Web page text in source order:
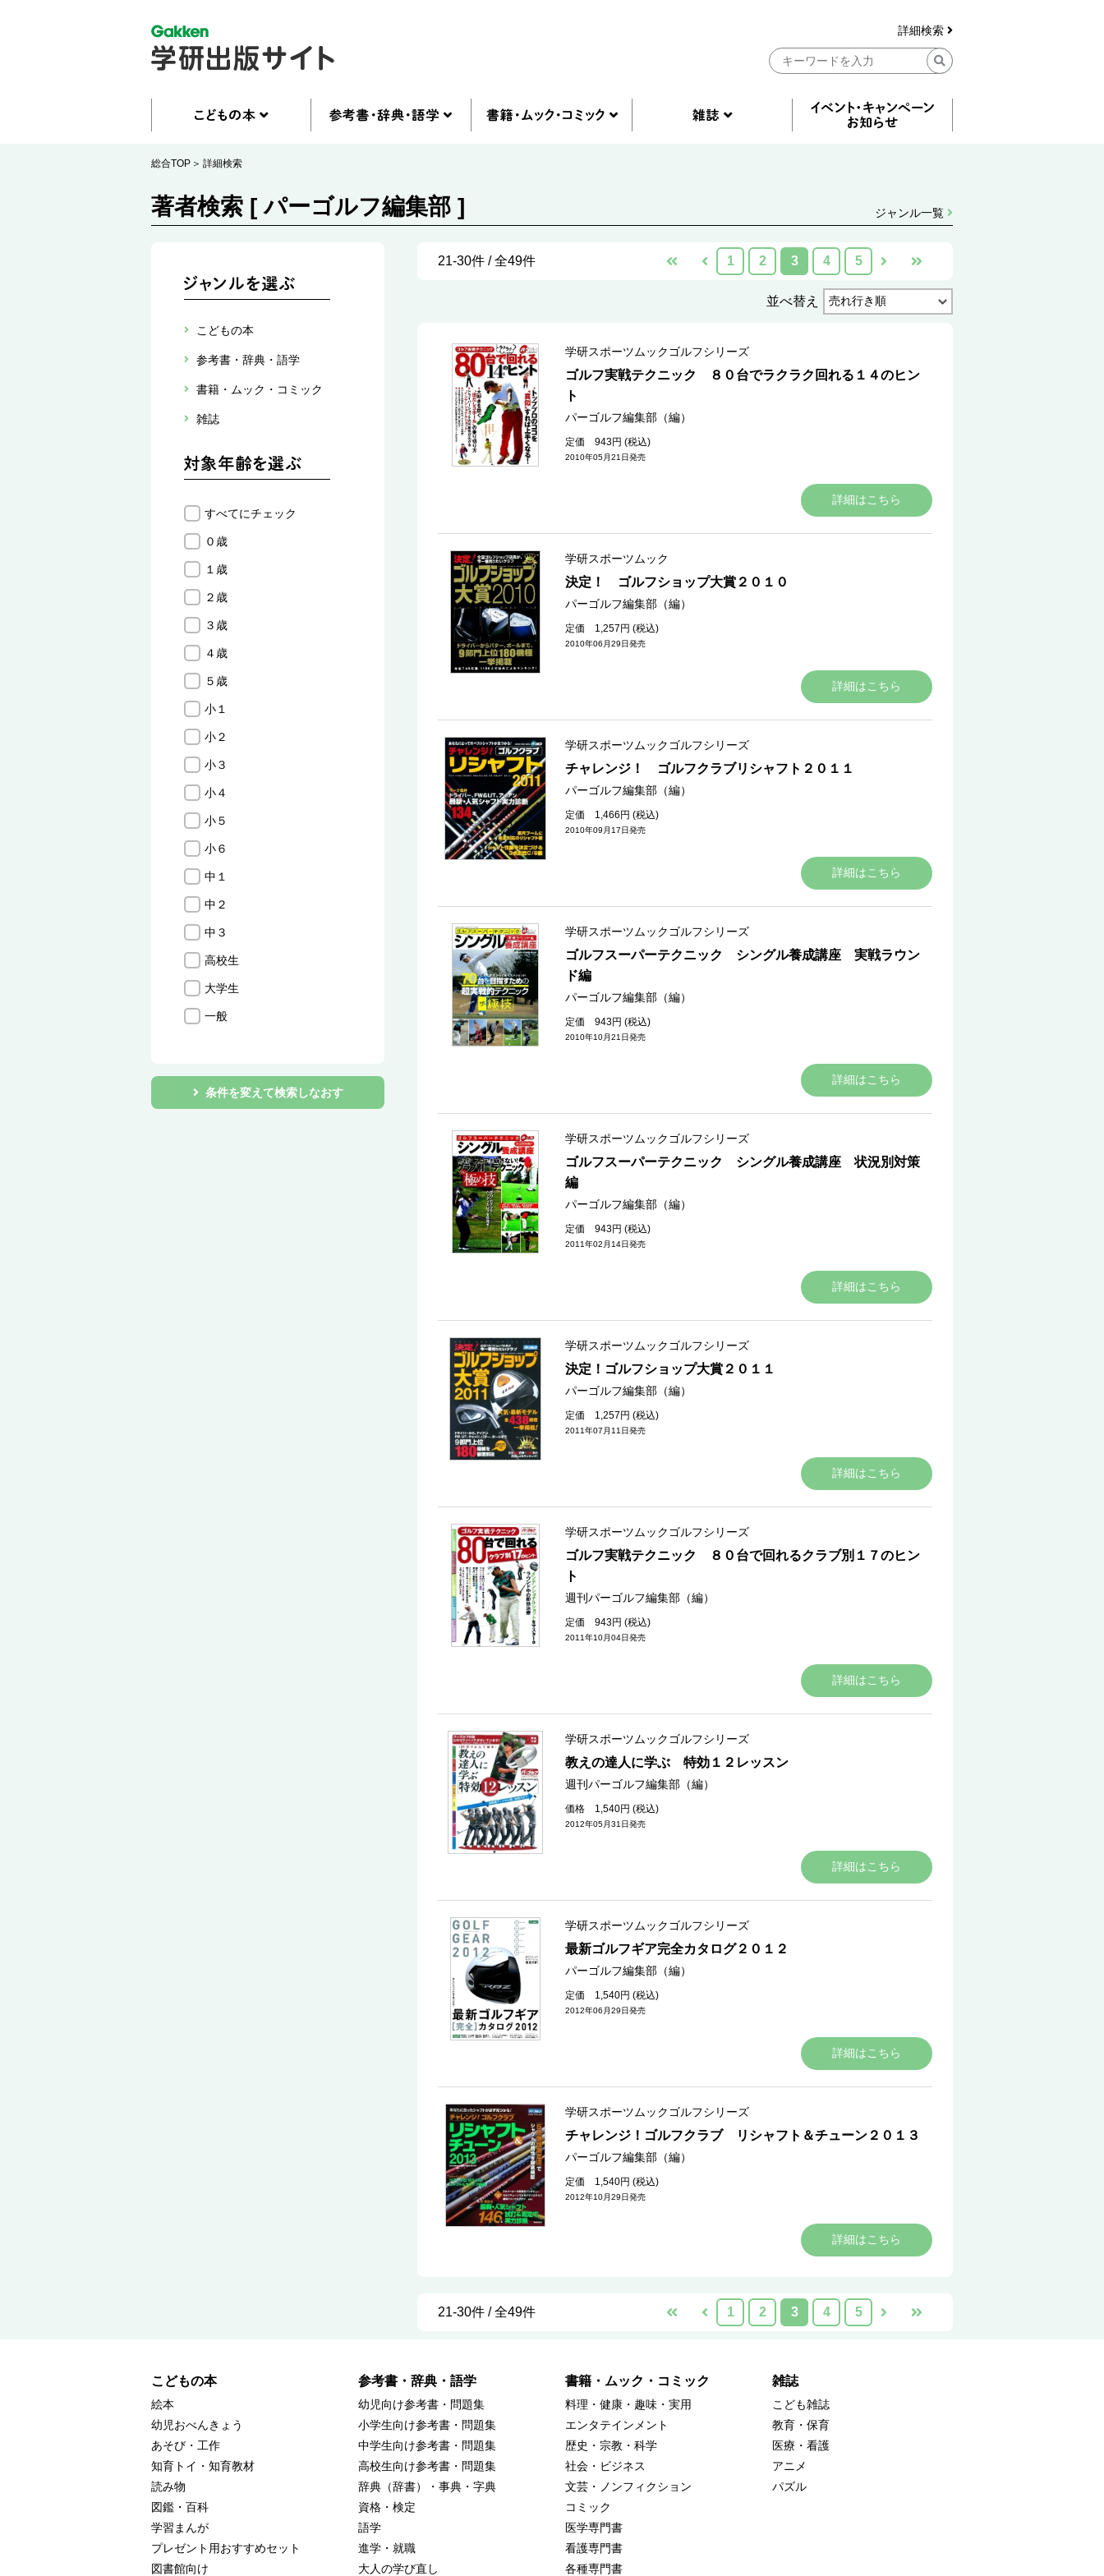
詳細検索
総合TOP 詳細検索
著者検索 [ パーゴルフ編集部 ] ジャンル一覧
こどもの本
参考書・辞典・語学
書籍・ムック・コミック
雑誌
すべてにチェック
０歳
１歳
２歳
３歳
４歳
５歳
小１
小２
小３
小４
小５
小６
中１
中２
中３
高校生
大学生
一般
条件を変えて検索しなおす
21-30件 / 全49件 1 2 3 4 5
並べ替え
学研スポーツムックゴルフシリーズ
ゴルフ実戦テクニック ８０台でラクラク回れる１４のヒン
ト
パーゴルフ編集部（編）
定価 943円 (税込)
2010年05月21日発売
詳細はこちら
学研スポーツムック
決定！ ゴルフショップ大賞２０１０
パーゴルフ編集部（編）
定価 1,257円 (税込)
2010年06月29日発売
詳細はこちら
学研スポーツムックゴルフシリーズ
チャレンジ！ ゴルフクラブリシャフト２０１１
パーゴルフ編集部（編）
定価 1,466円 (税込)
2010年09月17日発売
詳細はこちら
学研スポーツムックゴルフシリーズ
ゴルフスーパーテクニック シングル養成講座 実戦ラウン
ド編
パーゴルフ編集部（編）
定価 943円 (税込)
2010年10月21日発売
詳細はこちら
学研スポーツムックゴルフシリーズ
ゴルフスーパーテクニック シングル養成講座 状況別対策
編
パーゴルフ編集部（編）
定価 943円 (税込)
2011年02月14日発売
詳細はこちら
学研スポーツムックゴルフシリーズ
決定！ゴルフショップ大賞２０１１
パーゴルフ編集部（編）
定価 1,257円 (税込)
2011年07月11日発売
詳細はこちら
学研スポーツムックゴルフシリーズ
ゴルフ実戦テクニック ８０台で回れるクラブ別１７のヒン
ト
週刊パーゴルフ編集部（編）
定価 943円 (税込)
2011年10月04日発売
詳細はこちら
学研スポーツムックゴルフシリーズ
教えの達人に学ぶ 特効１２レッスン
週刊パーゴルフ編集部（編）
価格 1,540円 (税込)
2012年05月31日発売
詳細はこちら
学研スポーツムックゴルフシリーズ
最新ゴルフギア完全カタログ２０１２
パーゴルフ編集部（編）
定価 1,540円 (税込)
2012年06月29日発売
詳細はこちら
学研スポーツムックゴルフシリーズ
チャレンジ！ゴルフクラブ リシャフト＆チューン２０１３
パーゴルフ編集部（編）
定価 1,540円 (税込)
2012年10月29日発売
詳細はこちら
21-30件 / 全49件 1 2 3 4 5
こどもの本
絵本
幼児おべんきょう
あそび・工作
知育トイ・知育教材
読み物
図鑑・百科
学習まんが
プレゼント用おすすめセット
図書館向け
参考書・辞典・語学
幼児向け参考書・問題集
小学生向け参考書・問題集
中学生向け参考書・問題集
高校生向け参考書・問題集
辞典（辞書）・事典・字典
資格・検定
語学
進学・就職
大人の学び直し
書籍・ムック・コミック
料理・健康・趣味・実用
エンタテインメント
歴史・宗教・科学
社会・ビジネス
文芸・ノンフィクション
コミック
医学専門書
看護専門書
各種専門書
雑誌
こども雑誌
教育・保育
医療・看護
アニメ
パズル